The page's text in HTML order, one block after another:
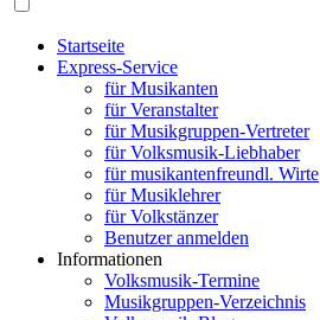
Startseite
Express-Service
für Musikanten
für Veranstalter
für Musikgruppen-Vertreter
für Volksmusik-Liebhaber
für musikantenfreundl. Wirte
für Musiklehrer
für Volkstänzer
Benutzer anmelden
Informationen
Volksmusik-Termine
Musikgruppen-Verzeichnis